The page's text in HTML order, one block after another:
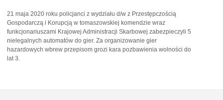
21 maja 2020 roku policjanci z wydziału d/w z Przestępczością
Gospodarczą i Korupcją w tomaszowskiej komendzie wraz
funkcjonariuszami Krajowej Administracji Skarbowej zabezpieczyli 5
nielegalnych automatów do gier. Za organizowanie gier
hazardowych wbrew przepisom grozi kara pozbawienia wolności do
lat 3.